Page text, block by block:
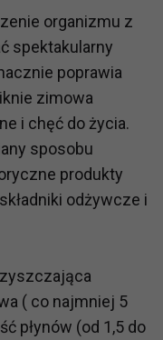
organizmu z
spektakularny
poprawia
zimowa
i chęć do życia.
sposobu
produkty
odżywcze i
( co najmniej 5
płynów (od 1,5 do